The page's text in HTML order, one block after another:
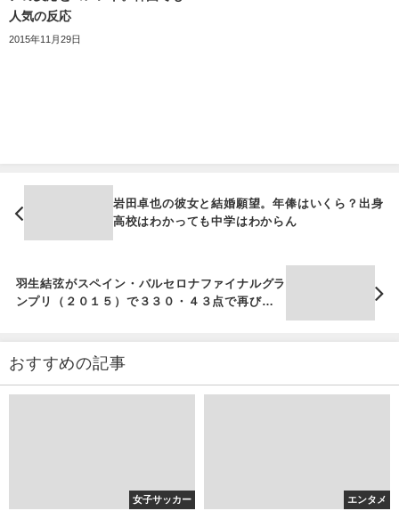
人気の反応
2015年11月29日
岩田卓也の彼女と結婚願望。年俸はいくら？出身
高校はわかっても中学はわからん
羽生結弦がスペイン・バルセロナファイナルグラ
ンプリ（２０１５）で３３０・４３点で再び史上
最高得点！初３連覇達成！宮原が彼女の可能性は
おすすめの記事
女子サッカー エンタメ